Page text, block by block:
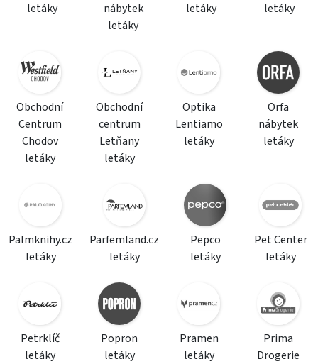
letáky
nábytek
letáky
letáky
letáky
Obchodní
Centrum
Chodov
letáky
Obchodní
centrum
Letňany
letáky
Optika
Lentiamo
letáky
Orfa
nábytek
letáky
Palmknihy.cz
letáky
Parfemland.cz
letáky
Pepco
letáky
Pet Center
letáky
Petrklíč
letáky
Popron
letáky
Pramen
letáky
Prima
Drogerie